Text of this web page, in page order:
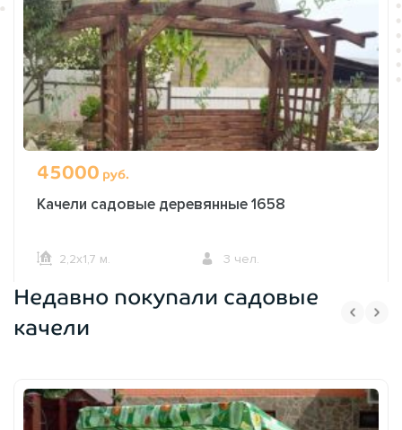
Направления движения:Вперед-назад
Тип:Раскладные
Изготовление:Мы самостоятельно изготавливаем
садовые качели. Весь процесс производится в сжатые
сроки и выполняется только из высококачественных
материалов.
45000 руб.
Качели садовые деревянные 1658
2,2х1,7 м. 3 чел.
ОФОРМИТЬ ЗАКАЗ
Недавно покупали садовые
качели